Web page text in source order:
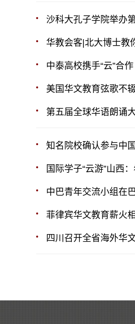
沙科大孔子学院举办
华教会客|北大博士教
中泰高校携手“云”合
美国华文教育弦歌不
第五届全球华语朗诵
知名院校确认参与中
国际学子“云游”山西
中巴青年交流小组在
菲律宾华文教育薪火
四川召开全省海外华